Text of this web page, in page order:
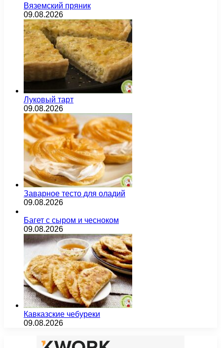
Вяземский пряник
09.08.2026
Луковый тарт
09.08.2026
Заварное тесто для оладий
09.08.2026
Багет с сыром и чесноком
09.08.2026
Кавказские чебуреки
09.08.2026